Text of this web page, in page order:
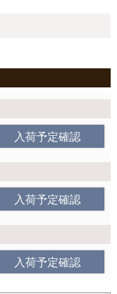
入荷予定確認
入荷予定確認
入荷予定確認